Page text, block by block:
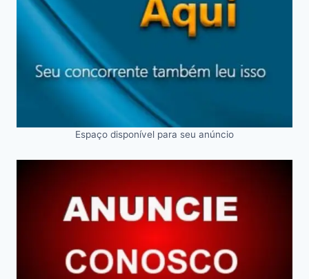
Espaço disponível para seu anúncio